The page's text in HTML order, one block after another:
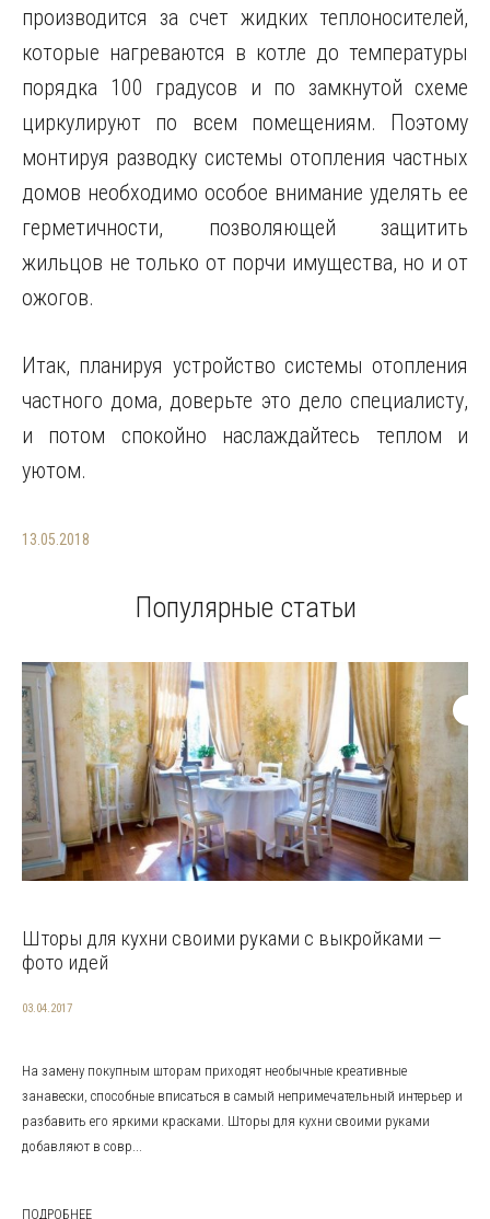
производится за счет жидких теплоносителей,
которые нагреваются в котле до температуры
порядка 100 градусов и по замкнутой схеме
циркулируют по всем помещениям. Поэтому
монтируя разводку системы отопления частных
домов необходимо особое внимание уделять ее
герметичности, позволяющей защитить
жильцов не только от порчи имущества, но и от
ожогов.
Итак, планируя устройство системы отопления
частного дома, доверьте это дело специалисту,
и потом спокойно наслаждайтесь теплом и
уютом.
13.05.2018
Популярные статьи
Шторы для кухни своими руками с выкройками —
фото идей
03.04.2017
На замену покупным шторам приходят необычные креативные
занавески, способные вписаться в самый непримечательный интерьер и
разбавить его яркими красками. Шторы для кухни своими руками
добавляют в совр...
ПОДРОБНЕЕ